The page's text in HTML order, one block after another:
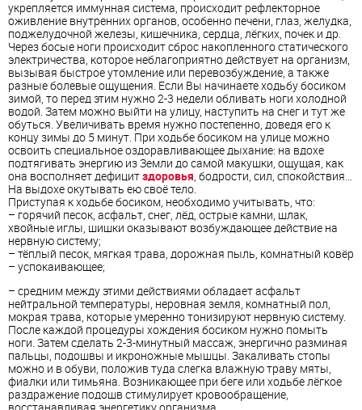
укрепляется иммунная система, происходит рефлекторное
оживление внутренних органов, особенно печени, глаз, желудка,
поджелудочной железы, кишечника, сердца, лёгких, почек и др.
Через босые ноги происходит сброс накопленного статического
электричества, которое неблагоприятно действует на организм,
вызывая быстрое утомление или перевозбуждение, а также
разные болевые ощущения. Если Вы начинаете ходьбу босиком
зимой, то перед этим нужно 2-3 недели обливать ноги холодной
водой. Затем можно выйти на улицу, наступить на снег и тут же
обуться. Увеличивать время нужно постепенно, доведя его к
концу зимы до 5 минут. При ходьбе босиком на улице можно
освоить специальное оздоравливающее дыхание: на вдохе
подтягивать энергию из Земли до самой макушки, ощущая, как
она восполняет дефицитздоровья, бодрости, сил, спокойствия…
На выдохе окутывать ею своё тело.
Приступая к ходьбе босиком, необходимо учитывать, что:
– горячий песок, асфальт, снег, лёд, острые камни, шлак,
хвойные иглы, шишки оказывают возбуждающее действие на
нервную систему;
– тёплый песок, мягкая трава, дорожная пыль, комнатный ковёр
– успокаивающее;
– средним между этими действиями обладает асфальт
нейтральной температуры, неровная земля, комнатный пол,
мокрая трава, которые умеренно тонизируют нервную систему.
После каждой процедуры хождения босиком нужно помыть
ноги. Затем сделать 2-3-минутный массаж, энергично разминая
пальцы, подошвы и икроножные мышцы. Закаливать стопы
можно и в обуви, положив туда слегка влажную траву мяты,
фиалки или тимьяна. Возникающее при беге или ходьбе лёгкое
раздражение подошв стимулирует кровообращение,